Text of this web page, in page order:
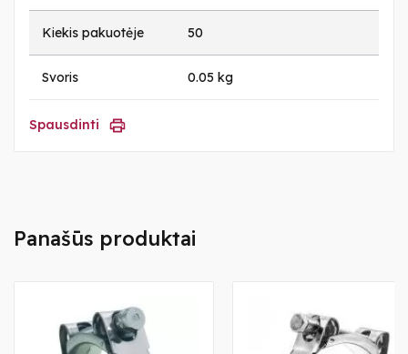
Kiekis pakuotėje 50
Svoris 0.05 kg
Spausdinti
Panašūs produktai